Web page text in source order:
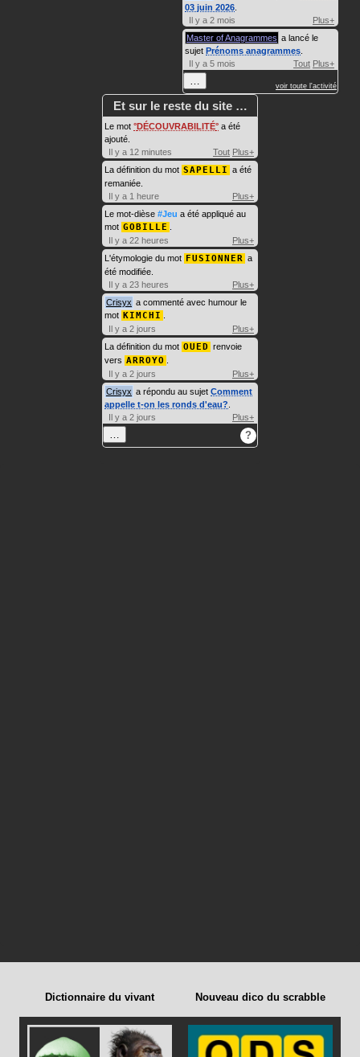
03 juin 2026
Il y a 2 mois
Plus+
Master of Anagrammes a lancé le
sujet Prénoms anagrammes
Il y a 5 mois
Tout Plus+
voir toute l'activité
Et sur le reste du site …
Le mot DÉCOUVRABILITÉ a été
ajouté.
Il y a 12 minutes
Tout Plus+
La définition du mot SAPELLI a été
remaniée.
Il y a 1 heure
Plus+
Le mot-dièse #Jeu a été appliqué au
mot GOBILLE
Il y a 22 heures
Plus+
L'étymologie du mot FUSIONNER a
été modifiée.
Il y a 23 heures
Plus+
Crisyx a commenté avec humour le
mot KIMCHI
Il y a 2 jours
Plus+
La définition du mot OUED renvoie
vers ARROYO
Il y a 2 jours
Plus+
Crisyx a répondu au sujet Comment
appelle t-on les ronds d'eau?
Il y a 2 jours
Plus+
?
Dictionnaire du vivant Nouveau dico du scrabble